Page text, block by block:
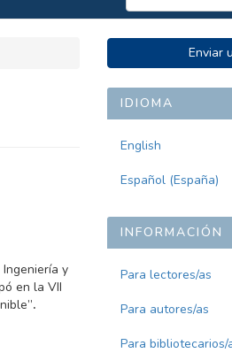
y
en la VII
.
ENVIAR
UN
ARTÍCULO
Enviar
IDIOMA
English
Español (España)
INFORMACIÓN
Para lectores/as
Para autores/as
Para bibliotecarios/